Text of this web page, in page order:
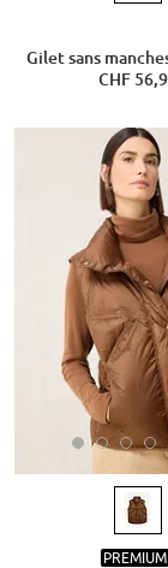
Gilet sans
CHF
PREMIUM